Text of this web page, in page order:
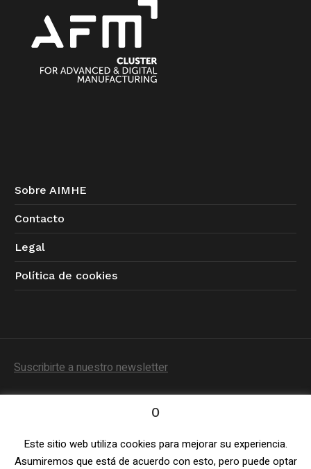
Sobre AIMHE
Contacto
Legal
Política de cookies
Suscribirte a nuestro newsletter
Política de Privacidad/ © 2023 AIMHE / Todos los
derechos reservados
0
Este sitio web utiliza cookies para mejorar su experiencia.
Asumiremos que está de acuerdo con esto, pero puede optar